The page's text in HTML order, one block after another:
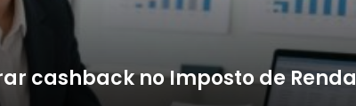
cashback no Imposto de Renda